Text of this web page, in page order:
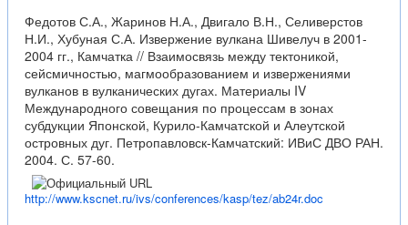
Федотов С.А., Жаринов Н.А., Двигало В.Н., Селиверстов
Н.И., Хубуная С.А. Извержение вулкана Шивелуч в 2001-
2004 гг., Камчатка // Взаимосвязь между тектоникой,
сейсмичностью, магмообразованием и извержениями
вулканов в вулканических дугах. Материалы IV
Международного совещания по процессам в зонах
субдукции Японской, Курило-Камчатской и Алеутской
островных дуг. Петропавловск-Камчатский: ИВиС ДВО РАН.
2004. С. 57-60.
http://www.kscnet.ru/ivs/conferences/kasp/tez/ab24r.doc